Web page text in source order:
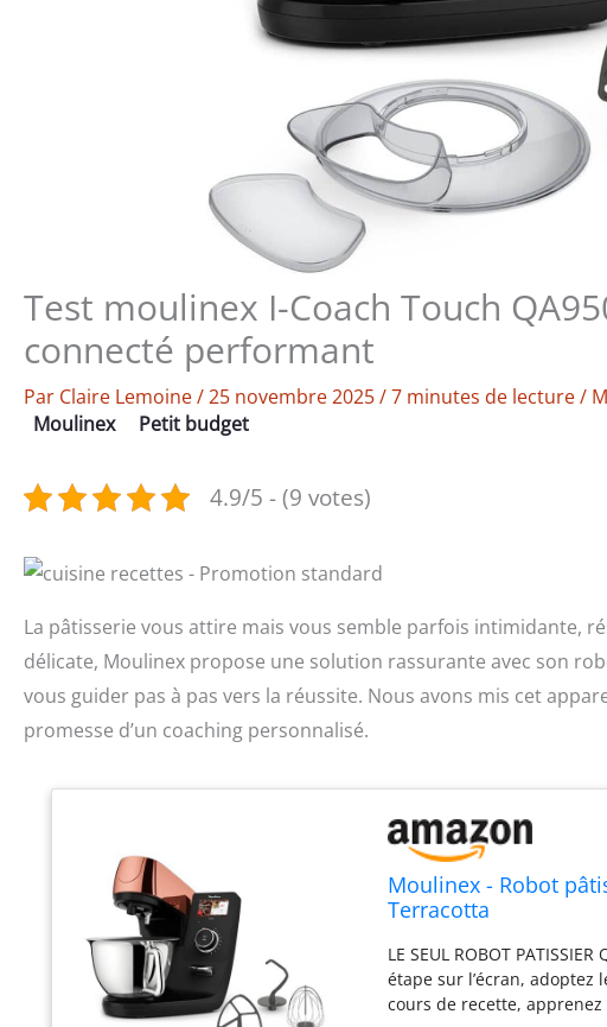
Test moulinex I-Coach Touch
connecté performant
Par Claire Lemoine/25 novembre 2025/7 minutes de lecture/
Moulinex
Petit budget
4.9/5 - (9 votes)
La pâtisserie vous attire mais vous semble parfois intimidante,
délicate, Moulinex propose une solution rassurante avec son
vous guider pas à pas vers la réussite. Nous avons mis cet
promesse d’un coaching personnalisé.
Moulinex - Robot
Terracotta
LE SEUL ROBOT
étape sur l’écran,
cours de recette,